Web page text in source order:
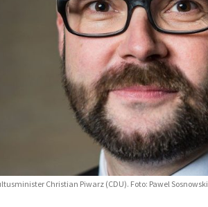
Christian Piwarz (CDU). Foto: Pawel Sosnowski